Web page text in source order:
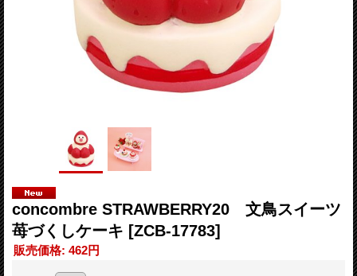
concombre STRAWBERRY20 文鳥スイーツ
苺づくしケーキ [ZCB-17783]
販売価格: 462円